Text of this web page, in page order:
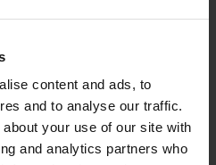
content and ads, to
and to analyse our traffic.
your use of our site with
and analytics partners who
szakértelmének
választottunk."
AG vezérigazgatója: "Nagy
az igazgatótanácsi
rendszerek globális piaca